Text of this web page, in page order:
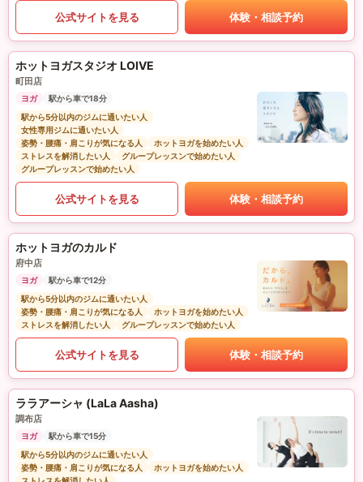
公式サイトを見る 体験・相談予約
ホットヨガスタジオ LOIVE
町田店
ヨガ
駅から車で18分
駅から5分以内のジムに通いたい人
女性専用ジムに通いたい人
姿勢・腰痛・肩こりが気になる人
ホットヨガを始めたい人
ストレスを解消したい人
グループレッスンで始めたい人
グループレッスンで始めたい人
公式サイトを見る 体験・相談予約
ホットヨガのカルド
府中店
ヨガ
駅から車で12分
駅から5分以内のジムに通いたい人
姿勢・腰痛・肩こりが気になる人
ホットヨガを始めたい人
ストレスを解消したい人
グループレッスンで始めたい人
公式サイトを見る 体験・相談予約
ララアーシャ (LaLa Aasha)
調布店
ヨガ
駅から車で15分
駅から5分以内のジムに通いたい人
姿勢・腰痛・肩こりが気になる人
ホットヨガを始めたい人